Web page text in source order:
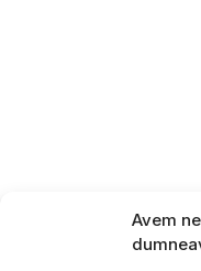
Avem